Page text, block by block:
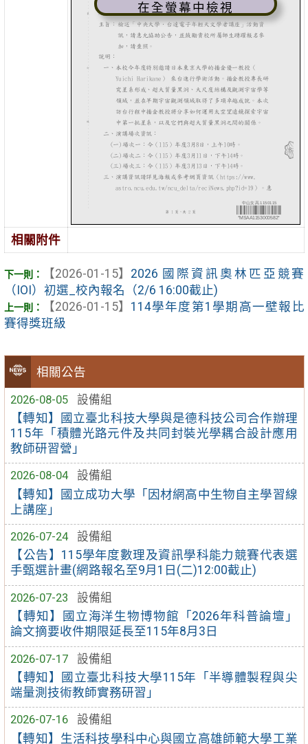
相關公告
2026-08-05
設備組
【轉知】國立臺北科技大學與是德科技公司合作辦理
115年「積體光路元件及共同封裝光學耦合設計應用
教師研習營」
2026-08-04
設備組
【轉知】國立成功大學「因材網高中生物自主學習線
上講座」
2026-07-24
設備組
【公告】115學年度數理及資訊學科能力競賽代表選
手甄選計畫(網路報名至9月1日(二)12:00截止)
2026-07-23
設備組
【轉知】國立海洋生物博物館「2026年科普論壇」
論文摘要收件期限延長至115年8月3日
2026-07-17
設備組
【轉知】國立臺北科技大學115年「半導體製程與尖
端量測技術教師實務研習」
2026-07-16
設備組
【轉知】生活科技學科中心與國立高雄師範大學工業
在全螢幕中檢視
相關附件
【2026-01-15】 2026 國際資訊奧林匹亞競賽
（IOI）初選_校內報名（2/6 16:00截止)
【2026-01-15】 114學年度第1學期高一壁報比
賽得獎班級